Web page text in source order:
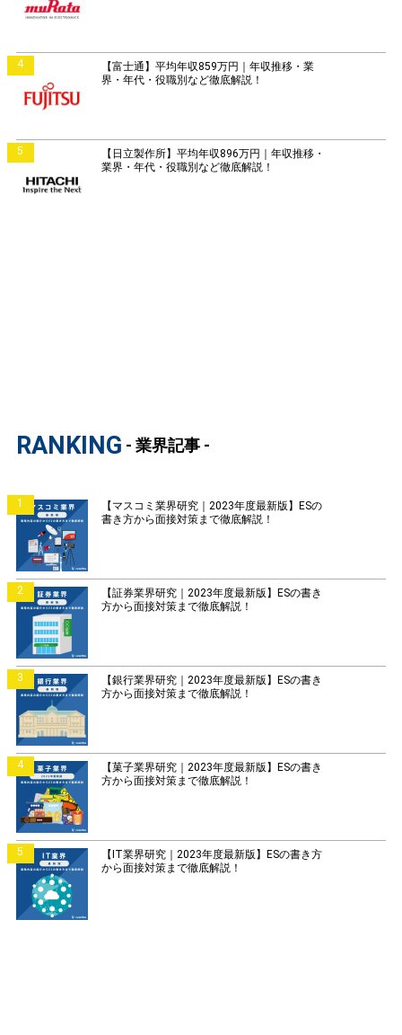
4
【富士通】平均年収859万円｜年収推移・業
界・年代・役職別など徹底解説！
5
【日立製作所】平均年収896万円｜年収推移・
業界・年代・役職別など徹底解説！
RANKING - 業界記事 -
1
【マスコミ業界研究｜2023年度最新版】ESの
書き方から面接対策まで徹底解説！
2
【証券業界研究｜2023年度最新版】ESの書き
方から面接対策まで徹底解説！
3
【銀行業界研究｜2023年度最新版】ESの書き
方から面接対策まで徹底解説！
4
【菓子業界研究｜2023年度最新版】ESの書き
方から面接対策まで徹底解説！
5
【IT業界研究｜2023年度最新版】ESの書き方
から面接対策まで徹底解説！